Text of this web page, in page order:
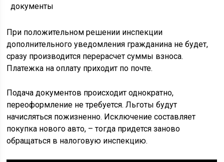
документы
При положительном решении инспекции
дополнительного уведомления гражданина не будет,
сразу производится перерасчет суммы взноса.
Платежка на оплату приходит по почте.
Подача документов происходит однократно,
переоформление не требуется. Льготы будут
начисляться пожизненно. Исключение составляет
покупка нового авто, – тогда придется заново
обращаться в налоговую инспекцию.